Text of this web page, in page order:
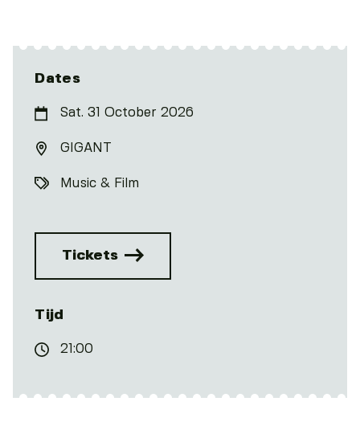
Dates
Sat. 31 October 2026
GIGANT
Music & Film
Tickets
Tijd
21:00